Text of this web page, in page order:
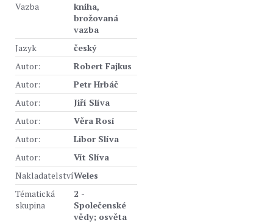
Vazba
kniha,
brožovaná
vazba
Jazyk
český
Autor:
Robert Fajkus
Autor:
Petr Hrbáč
Autor:
Jiří Slíva
Autor:
Věra Rosí
Autor:
Libor Slíva
Autor:
Vít Slíva
NakladatelstvíWeles
Tématická
skupina
2 -
Společenské
vědy; osvěta